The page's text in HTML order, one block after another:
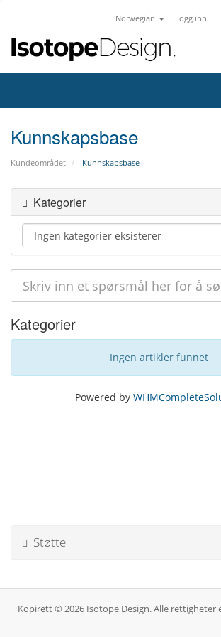
Norwegian Logg inn
Kunnskapsbase
Kundeområdet Kunnskapsbase
Kategorier
Kategorier
Ingen artikler funnet
Powered by
Støtte
Kopirett © 2026 Isotope Design. Alle rettigheter